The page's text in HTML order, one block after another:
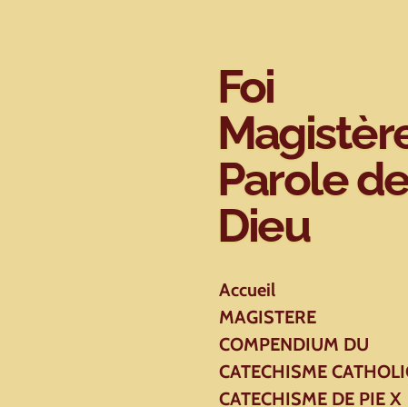
Foi
Parole
Dieu
Accueil
MAGISTERE
COMPENDIUM DU
CATECHISME
CATECHISME DE PIE X